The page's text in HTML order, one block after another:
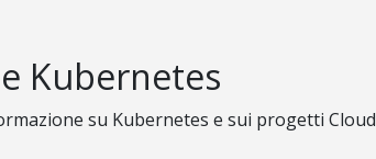
Kubernetes
su Kubernetes e sui progetti Cloud